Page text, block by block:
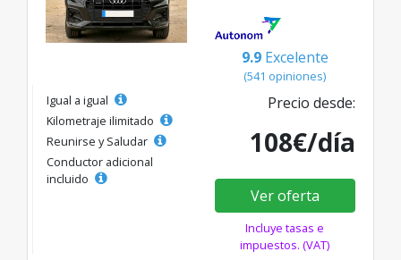
9.9 Excelente
(541 opiniones)
Igual a igual
Kilometraje ilimitado
Reunirse y Saludar
Conductor adicional
incluido
Precio desde:
108€/día
Ver oferta
Incluye tasas e
impuestos. (VAT)